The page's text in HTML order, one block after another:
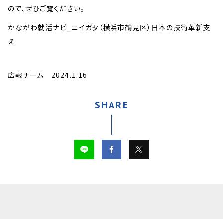
ので、ぜひご覧ください。
かながわ就活ナビ_ニイガタ（横浜市鶴見区）日本の技術革新支
え
広報チーム 2024.1.16
SHARE